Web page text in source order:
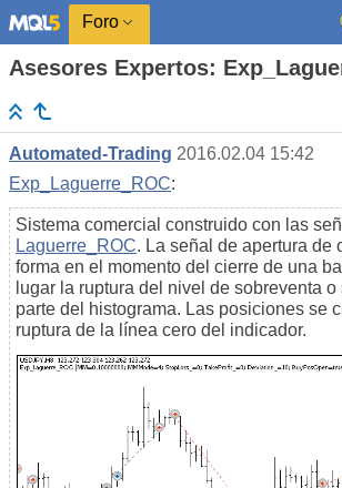
Foro
Asesores Expertos:
Automated-Trading 2016.02.04 15:42
Exp_Laguerre_ROC:
Sistema comercial construido con las
Laguerre_ROC. La señal de apertura de
forma en el momento del cierre de una
lugar la ruptura del nivel de sobreventa
parte del histograma. Las posiciones se
ruptura de la línea cero del indicador.